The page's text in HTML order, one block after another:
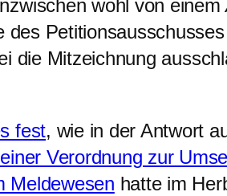
wohl von einem
die Mitzeichnung
fest, wie in der Antwort
Verordnung zur
Meldewesen hatte im